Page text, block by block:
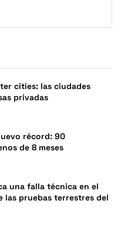
cities: las ciudades
privadas
récord: 90
de 8 meses
una falla técnica en el
las pruebas terrestres del